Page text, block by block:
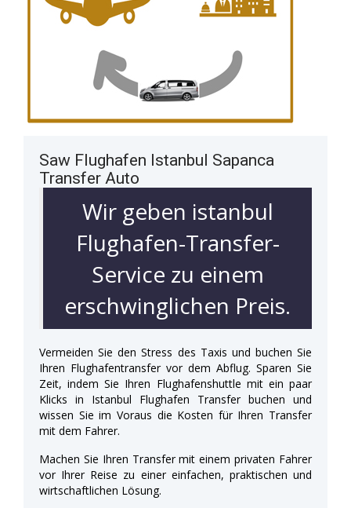
Saw Flughafen Istanbul Sapanca
Transfer Auto
Wir geben istanbul
Flughafen-Transfer-
Service zu einem
erschwinglichen Preis.
Vermeiden Sie den Stress des Taxis und buchen Sie
Ihren Flughafentransfer vor dem Abflug. Sparen Sie
Zeit, indem Sie Ihren Flughafenshuttle mit ein paar
Klicks in Istanbul Flughafen Transfer buchen und
wissen Sie im Voraus die Kosten für Ihren Transfer
mit dem Fahrer.
Machen Sie Ihren Transfer mit einem privaten Fahrer
vor Ihrer Reise zu einer einfachen, praktischen und
wirtschaftlichen Lösung.